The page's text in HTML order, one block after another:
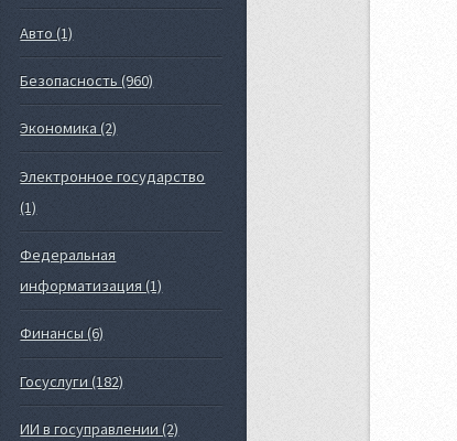
Авто (1)
Безопасность (960)
Экономика (2)
Электронное государство
(1)
Федеральная
информатизация (1)
Финансы (6)
Госуслуги (182)
ИИ в госуправлении (2)